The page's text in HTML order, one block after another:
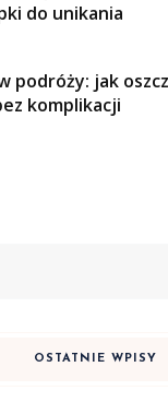
do unikania
podróży: jak
komplikacji
OSTATNIE WPISY